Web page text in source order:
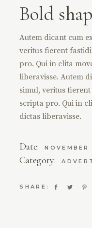
Bold
Autem dicant cum
veritus fierent
pro. Qui in clita
liberavisse. Autem
simul, veritus
scripta pro. Qui in
dictas liberavisse.
Date:
Category:
SHARE: